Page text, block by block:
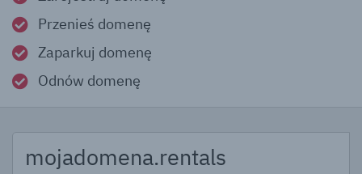
Przenieś domenę
Zaparkuj domenę
Odnów domenę